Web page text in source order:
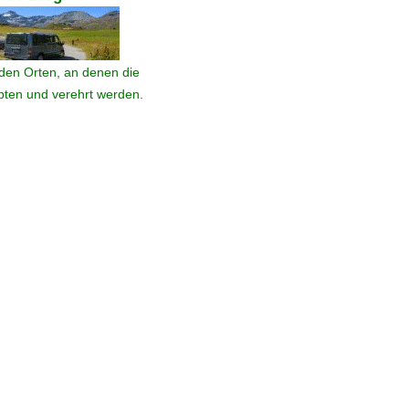
Orten, an denen die
und verehrt werden.